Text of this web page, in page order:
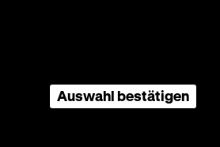
Klaus König,
Auswahl bestätigen